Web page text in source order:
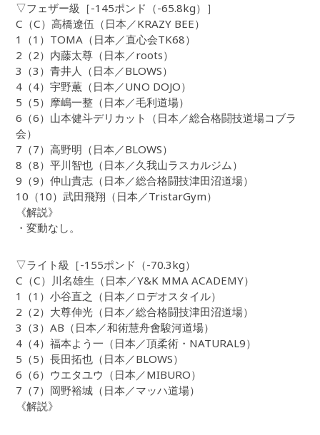
▽フェザー級［-145ポンド（-65.8kg）］
C（C）高橋遼伍（日本／KRAZY BEE）
1（1）TOMA（日本／直心会TK68）
2（2）内藤太尊（日本／roots）
3（3）青井人（日本／BLOWS）
4（4）宇野薫（日本／UNO DOJO）
5（5）摩嶋一整（日本／毛利道場）
6（6）山本健斗デリカット（日本／総合格闘技道場コブラ
会）
7（7）高野明（日本／BLOWS）
8（8）平川智也（日本／久我山ラスカルジム）
9（9）仲山貴志（日本／総合格闘技津田沼道場）
10（10）武田飛翔（日本／TristarGym）
《解説》
・変動なし。
▽ライト級［-155ポンド（-70.3kg）
C（C）川名雄生（日本／Y&K MMA ACADEMY）
1（1）小谷直之（日本／ロデオスタイル）
2（2）大尊伸光（日本／総合格闘技津田沼道場）
3（3）AB（日本／和術慧舟會駿河道場）
4（4）福本よう一（日本／頂柔術・NATURAL9）
5（5）長田拓也（日本／BLOWS）
6（6）ウエタユウ（日本／MIBURO）
7（7）岡野裕城（日本／マッハ道場）
《解説》